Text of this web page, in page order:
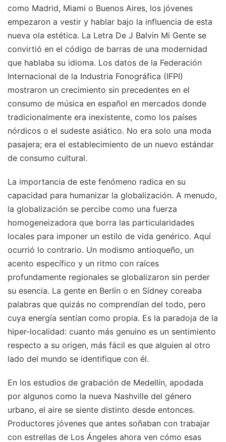
como Madrid, Miami o Buenos Aires, los jóvenes
empezaron a vestir y hablar bajo la influencia de esta
nueva ola estética. La Letra De J Balvin Mi Gente se
convirtió en el código de barras de una modernidad
que hablaba su idioma. Los datos de la Federación
Internacional de la Industria Fonográfica (IFPI)
mostraron un crecimiento sin precedentes en el
consumo de música en español en mercados donde
tradicionalmente era inexistente, como los países
nórdicos o el sudeste asiático. No era solo una moda
pasajera; era el establecimiento de un nuevo estándar
de consumo cultural.
La importancia de este fenómeno radica en su
capacidad para humanizar la globalización. A menudo,
la globalización se percibe como una fuerza
homogeneizadora que borra las particularidades
locales para imponer un estilo de vida genérico. Aquí
ocurrió lo contrario. Un modismo antioqueño, un
acento específico y un ritmo con raíces
profundamente regionales se globalizaron sin perder
su esencia. La gente en Berlín o en Sídney coreaba
palabras que quizás no comprendían del todo, pero
cuya energía sentían como propia. Es la paradoja de la
hiper-localidad: cuanto más genuino es un sentimiento
respecto a su origen, más fácil es que alguien al otro
lado del mundo se identifique con él.
En los estudios de grabación de Medellín, apodada
por algunos como la nueva Nashville del género
urbano, el aire se siente distinto desde entonces.
Productores jóvenes que antes soñaban con trabajar
con estrellas de Los Ángeles ahora ven cómo esas